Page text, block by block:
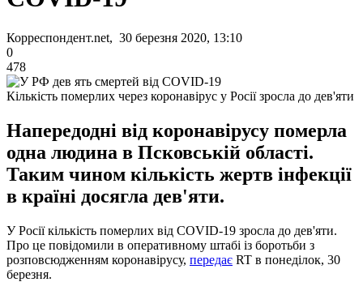
Корреспондент.net, 30 березня 2020, 13:10
0
478
Кількість померлих через коронавірус у Росії зросла до дев'яти
Напередодні від коронавірусу померла
одна людина в Псковській області.
Таким чином кількість жертв інфекції
в країні досягла дев'яти.
У Росії кількість померлих від COVID-19 зросла до дев'яти.
Про це повідомили в оперативному штабі із боротьби з
розповсюдженням коронавірусу, передає RT в понеділок, 30
березня.